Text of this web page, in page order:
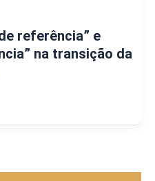
referência” e
na transição da